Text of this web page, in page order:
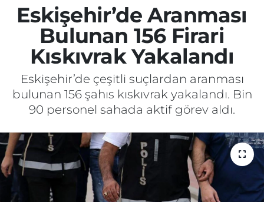
Eskişehir’de Aranması
Bulunan 156 Firari
Kıskıvrak Yakalandı
Eskişehir’de çeşitli suçlardan aranması
bulunan 156 şahıs kıskıvrak yakalandı. Bin
90 personel sahada aktif görev aldı.
ASAYİŞ
SİYASET
EKONOMİ
SAĞLIK
MAGAZİN
İletişim
Künye
Süper Lig Puan Durumu ve Fikstür
Tüm Manşetler
Son Dakika Haberleri
Haber Arşivi